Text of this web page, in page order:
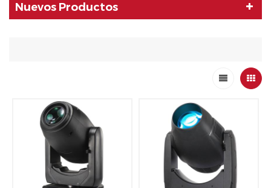
Nuevos Productos